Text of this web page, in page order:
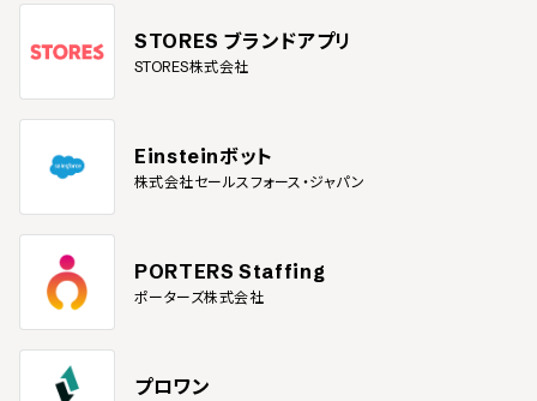
STORES ブランドアプリ
STORES株式会社
Einsteinボット
株式会社セールスフォース・ジャパン
PORTERS Staffing
ポーターズ株式会社
プロワン